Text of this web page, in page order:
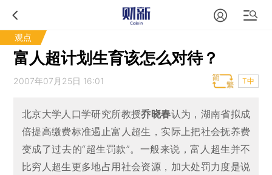
观点
富人超计划生育该怎么对待？
2007年07月25日 16:01 T中
北京大学人口学研究所教授乔晓春认为，湖南省拟成
倍提高缴费标准遏止富人超生，实际上把社会抚养费
变成了过去的“超生罚款”。一般来说，富人超生并不
比穷人超生更多地占用社会资源，加大处罚力度是说